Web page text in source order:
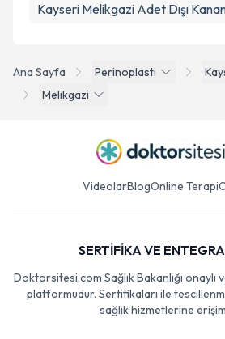
Ana Sayfa Perinoplasti
Melikgazi
Kayseri Melikgazi Adet Dışı
VideolarBlogOnline Terapi
SERTİFİKA VE
Doktorsitesi.com Sağlık Bakanlığı onaylı
platformudur. Sertifikaları ile
sağlık hizmetlerine